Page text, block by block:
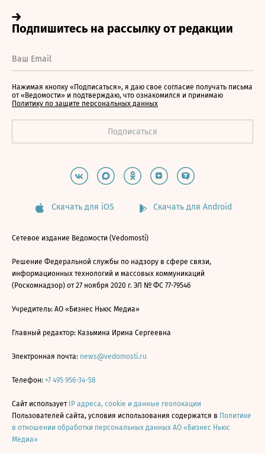
Нажимая кнопку «Подписаться», я даю свое согласие получать письма
от «Ведомости» и подтверждаю, что ознакомился и принимаю
Политику по защите персональных данных
Скачать для iOS Скачать для Android
Сетевое издание Ведомости (Vedomosti)
Решение Федеральной службы по надзору в сфере связи,
информационных технологий и массовых коммуникаций
(Роскомнадзор) от 27 ноября 2020 г. ЭЛ № ФС 77-79546
Учредитель: АО «Бизнес Ньюс Медиа»
Главный редактор: Казьмина Ирина Сергеевна
Электронная почта: news@vedomosti.ru
Телефон: +7 495 956-34-58
Сайт использует IP адреса, cookie и данные геолокации
Пользователей сайта, условия использования содержатся в Политике
в отношении обработки персональных данных АО «Бизнес Ньюс
Медиа»